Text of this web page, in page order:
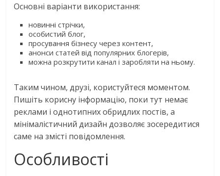
Основні варіанти використання:
новинні стрічки,
особистий блог,
просування бізнесу через контент,
анонси статей від популярних блогерів,
можна розкрутити канал і заробляти на ньому.
Таким чином, друзі, користуйтеся моментом.
Пишіть корисну інформацію, поки тут немає
реклами і однотипних обридлих постів, а
мінімалістичний дизайн дозволяє зосередитися
саме на змісті повідомлення.
Особливості